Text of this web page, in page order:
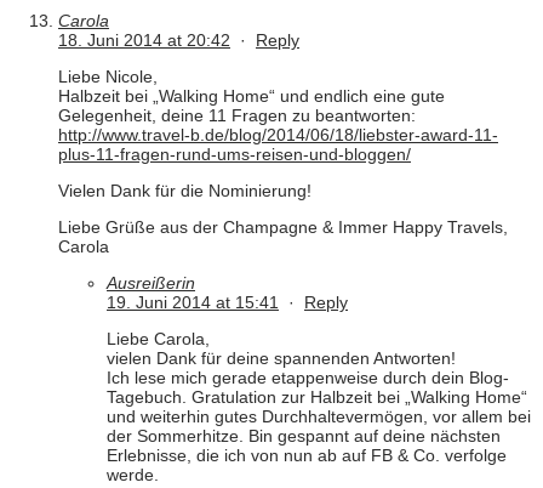
Carola
18. Juni 2014 at 20:42 · Reply
Liebe Nicole,
Halbzeit bei „Walking Home“ und endlich eine gute
Gelegenheit, deine 11 Fragen zu beantworten:
http://www.travel-b.de/blog/2014/06/18/liebster-award-11-
plus-11-fragen-rund-ums-reisen-und-bloggen/
Vielen Dank für die Nominierung!
Liebe Grüße aus der Champagne & Immer Happy Travels,
Carola
Ausreißerin
19. Juni 2014 at 15:41 · Reply
Liebe Carola,
vielen Dank für deine spannenden Antworten!
Ich lese mich gerade etappenweise durch dein Blog-
Tagebuch. Gratulation zur Halbzeit bei „Walking Home“
und weiterhin gutes Durchhaltevermögen, vor allem bei
der Sommerhitze. Bin gespannt auf deine nächsten
Erlebnisse, die ich von nun ab auf FB & Co. verfolge
werde.